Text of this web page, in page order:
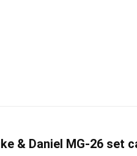
& Daniel MG-26 set